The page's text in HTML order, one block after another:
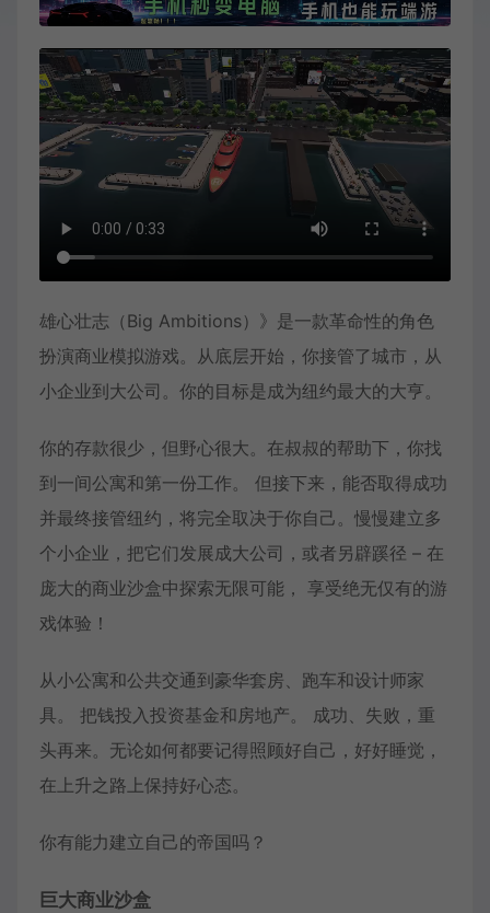
雄心壮志（Big Ambitions）》是一款革命性的角色
扮演商业模拟游戏。从底层开始，你接管了城市，从
小企业到大公司。你的目标是成为纽约最大的大亨。
你的存款很少，但野心很大。在叔叔的帮助下，你找
到一间公寓和第一份工作。 但接下来，能否取得成功
并最终接管纽约，将完全取决于你自己。慢慢建立多
个小企业，把它们发展成大公司，或者另辟蹊径 – 在
庞大的商业沙盒中探索无限可能， 享受绝无仅有的游
戏体验！
从小公寓和公共交通到豪华套房、跑车和设计师家
具。 把钱投入投资基金和房地产。 成功、失败，重
头再来。无论如何都要记得照顾好自己，好好睡觉，
在上升之路上保持好心态。
你有能力建立自己的帝国吗？
巨大商业沙盒